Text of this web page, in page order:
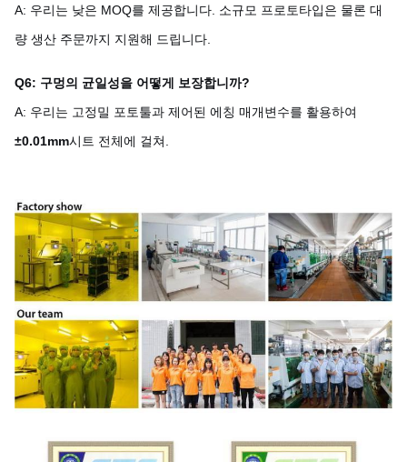
A: 우리는 낮은 MOQ를 제공합니다. 소규모 프로토타입은 물론 대
량 생산 주문까지 지원해 드립니다.
Q6: 구멍의 균일성을 어떻게 보장합니까?
A: 우리는 고정밀 포토툴과 제어된 에칭 매개변수를 활용하여
±0.01mm시트 전체에 걸쳐.